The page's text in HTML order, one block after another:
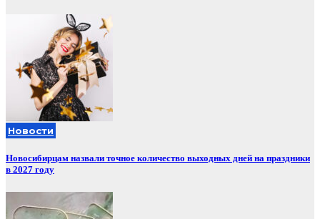
Новости
Новосибирцам назвали точное количество выходных дней на праздники
в 2027 году